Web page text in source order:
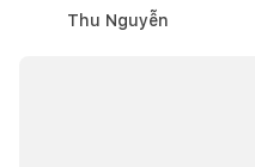
Thu Nguyễn